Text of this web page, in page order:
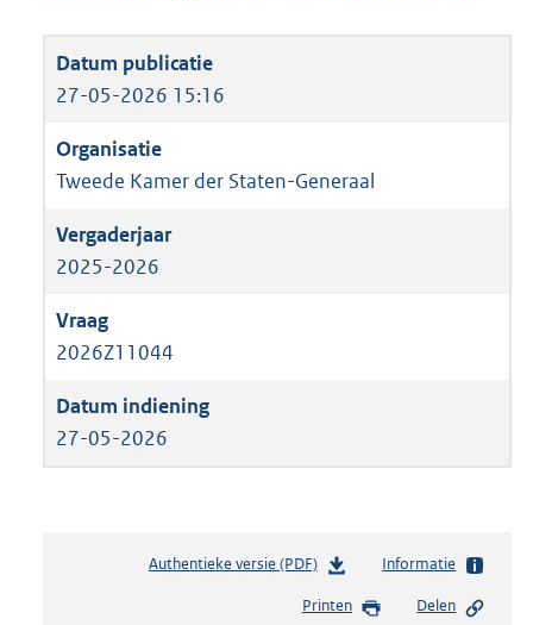
27-05-2026 15:16
Tweede Kamer der Staten-Generaal
2025-2026
2026Z11044
27-05-2026
Authentieke versie (PDF)b
s
Informatie
Printen Delen